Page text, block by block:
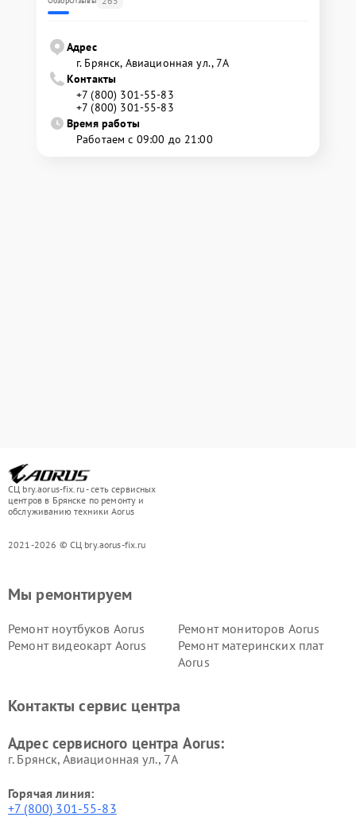
Адрес
г. Брянск, Авиационная ул., 7А
Контакты
+7 (800) 301-55-83
+7 (800) 301-55-83
Время работы
Работаем с 09:00 до 21:00
СЦ bry.aorus-fix.ru - сеть сервисных
центров в Брянске по ремонту и
обслуживанию техники Aorus
2021-2026 © СЦ bry.aorus-fix.ru
Мы ремонтируем
Ремонт ноутбуков Aorus
Ремонт мониторов Aorus
Ремонт видеокарт Aorus
Ремонт материнских плат
Aorus
Контакты сервис центра
Адрес сервисного центра Aorus:
г. Брянск, Авиационная ул., 7А
Горячая линия:
+7 (800) 301-55-83